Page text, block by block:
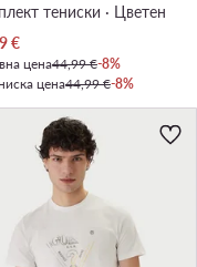
тениски · Цветен
цена
€
цена44,99 €-8%
цена44,99 €-8%